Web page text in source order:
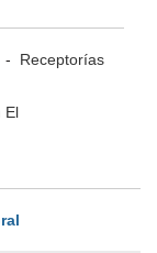
- Receptorías
El